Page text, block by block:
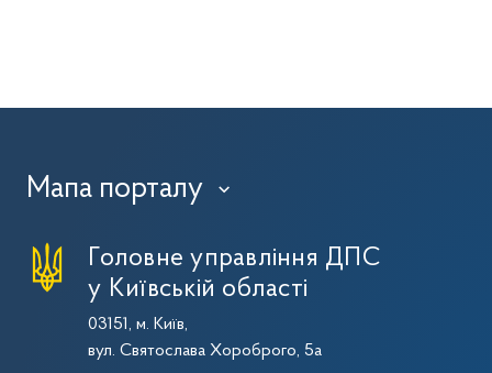
Мапа порталу ›
Головне управління ДПС
у Київській області
03151, м. Київ,
вул. Святослава Хороброго, 5а